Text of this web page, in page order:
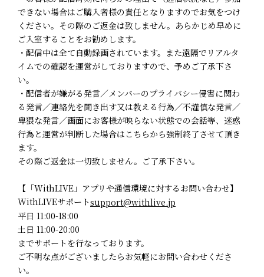
できない場合はご購入者様の責任となりますのでお気をつけ
ください。その際のご返金は致しません。あらかじめ早めに
ご入室することをお勧めします。
・配信中は全て自動録画されています。また遠隔でリアルタ
イムでの確認を運営がしておりますので、予めご了承下さ
い。
・配信者が嫌がる発言／メンバーのプライバシー侵害に関わ
る発言／連絡先を聞き出す又は教える行為／不謹慎な発言／
卑猥な発言／画面にお客様が映らない状態での会話等、迷惑
行為と運営が判断した場合はこちらから強制終了させて頂き
ます。
その際ご返金は一切致しません。ご了承下さい。
【「WithLIVE」アプリや通信環境に対するお問い合わせ】
WithLIVEサポートsupport@withlive.jp
平日 11:00-18:00
土日 11:00-20:00
までサポートを行なっております。
ご不明な点がございましたらお気軽にお問い合わせくださ
い。